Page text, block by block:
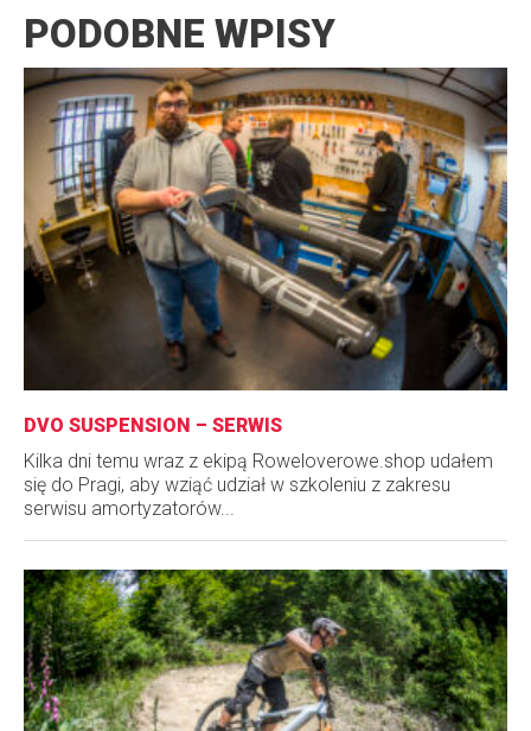
PODOBNE WPISY
DVO SUSPENSION – SERWIS
Kilka dni temu wraz z ekipą Roweloverowe.shop udałem
się do Pragi, aby wziąć udział w szkoleniu z zakresu
serwisu amortyzatorów...